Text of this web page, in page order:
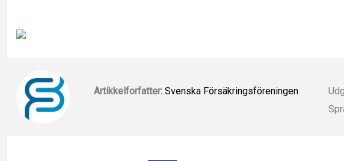
Artikkelforfatter: Svenska Försäkringsföreningen